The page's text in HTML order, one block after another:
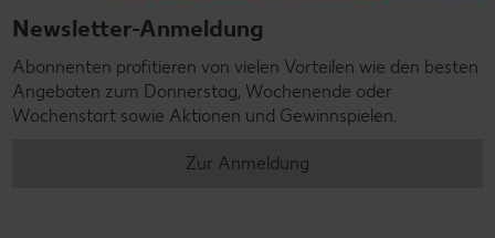
Newsletter-Anmeldung
Abonnenten profitieren von vielen Vorteilen wie den besten
Angeboten zum Donnerstag, Wochenende oder
Wochenstart sowie Aktionen und Gewinnspielen.
Zur Anmeldung